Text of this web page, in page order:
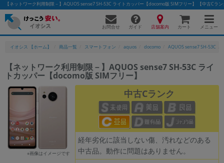
【ネットワーク利用制限－】AQUOS sense7 SH-53C ライトカッパー【docomo版 SIMフリー】 【中古Cラ
お問合せ ガイド 店舗案内 カート メニュー
イオシス 【ホーム】 商品一覧 スマートフォン aquos docomo AQUOS sense7 SH-53C
【ネットワーク利用制限－】AQUOS sense7 SH-53C ライ
トカッパー【docomo版 SIMフリー】
※画像はイメージです
中古Cランク
経年劣化に該当しない傷、汚れなどのある
中古品。動作に問題はありません。
かんたんパソコン検索に切り替える
フリーワード
除外ワード
人気の検索ワード： Let's note EliteBookMacBook